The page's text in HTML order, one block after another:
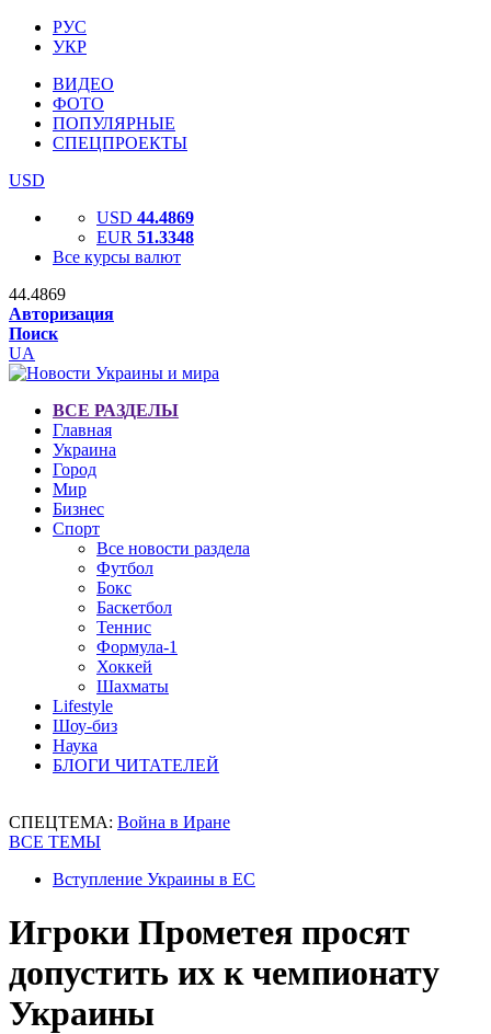
РУС
УКР
ВИДЕО
ФОТО
ПОПУЛЯРНЫЕ
СПЕЦПРОЕКТЫ
USD
USD 44.4869
EUR 51.3348
Все курсы валют
44.4869
Авторизация
Поиск
UA
ВСЕ РАЗДЕЛЫ
Главная
Украина
Город
Мир
Бизнес
Спорт
Все новости раздела
Футбол
Бокс
Баскетбол
Теннис
Формула-1
Хоккей
Шахматы
Lifestyle
Шоу-биз
Наука
БЛОГИ ЧИТАТЕЛЕЙ
СПЕЦТЕМА: Война в Иране
ВСЕ ТЕМЫ
Вступление Украины в ЕС
Игроки Прометея просят
допустить их к чемпионату
Украины